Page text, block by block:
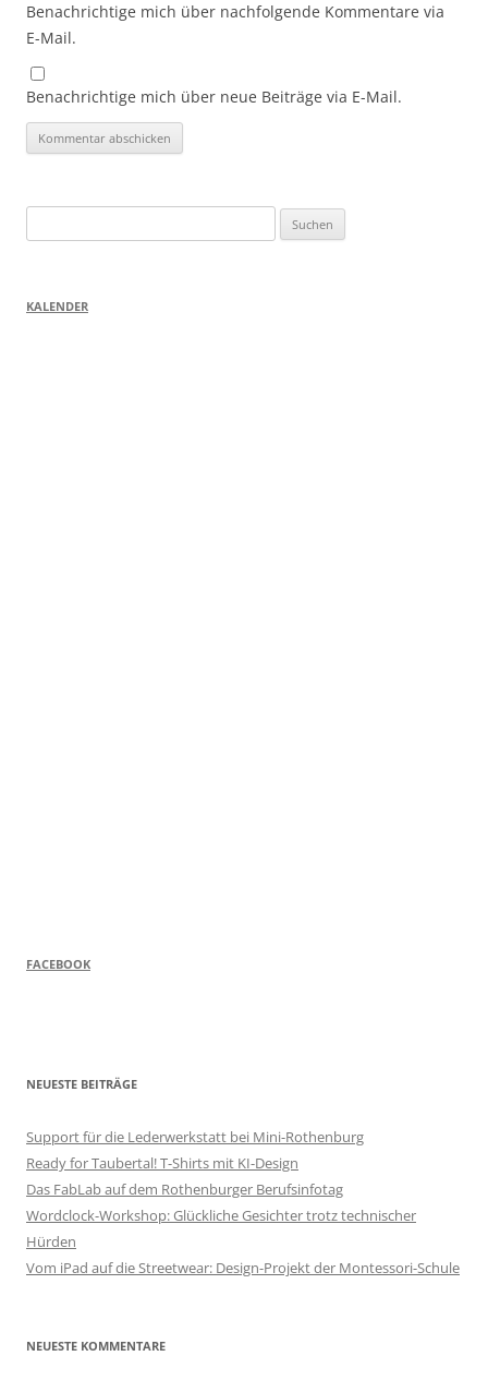
Benachrichtige mich über nachfolgende Kommentare via
E-Mail.
Benachrichtige mich über neue Beiträge via E-Mail.
nach:
KALENDER
FACEBOOK
NEUESTE BEITRÄGE
Support für die Lederwerkstatt bei Mini-Rothenburg
Ready for Taubertal! T-Shirts mit KI-Design
Das FabLab auf dem Rothenburger Berufsinfotag
Wordclock-Workshop: Glückliche Gesichter trotz technischer
Hürden
Vom iPad auf die Streetwear: Design-Projekt der Montessori-Schule
NEUESTE KOMMENTARE